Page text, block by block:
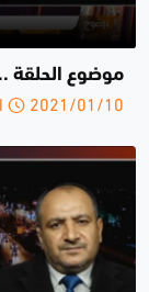
موضوع الحلقة
2021/01/10 الأحد 11:28 ص